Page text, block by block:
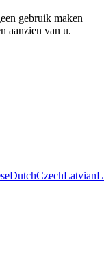
gebruik maken
aanzien van u.
DutchCzechLatvian